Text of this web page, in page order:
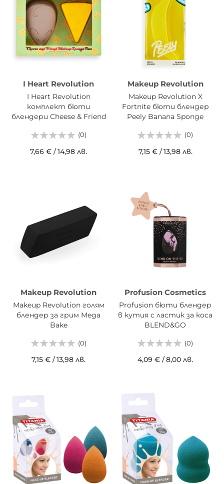
I Heart Revolution
I Heart Revolution
комплект бюти
блендери Cheese & Friend
(0)
7,66 € /14,98 лв.
Makeup Revolution
Makeup Revolution X
Fortnite бюти блендер
Peely Banana Sponge
(0)
7,15 €/13,98 лв.
Makeup Revolution
Makeup Revolution голям
блендер за грим Mega
Bake
(0)
7,15 € /13,98 лв.
Profusion Cosmetics
Profusion бюти блендер
в кутия с ластик за коса
BLEND&GO
(0)
4,09 € /8,00 лв.